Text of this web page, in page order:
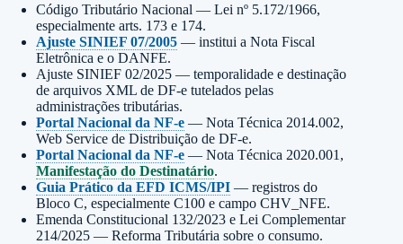
Código Tributário Nacional — Lei nº 5.172/1966,
especialmente arts. 173 e 174.
Ajuste SINIEF 07/2005 — institui a Nota Fiscal
Eletrônica e o DANFE.
Ajuste SINIEF 02/2025 — temporalidade e destinação
de arquivos XML de DF-e tutelados pelas
administrações tributárias.
Portal Nacional da NF-e — Nota Técnica 2014.002,
Web Service de Distribuição de DF-e.
Portal Nacional da NF-e — Nota Técnica 2020.001,
Manifestação do Destinatário.
Guia Prático da EFD ICMS/IPI — registros do
Bloco C, especialmente C100 e campo CHV_NFE.
Emenda Constitucional 132/2023 e Lei Complementar
214/2025 — Reforma Tributária sobre o consumo.